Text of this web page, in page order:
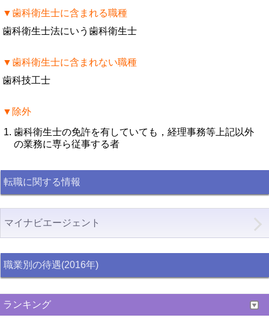
▼歯科衛生士に含まれる職種
歯科衛生士法にいう歯科衛生士
▼歯科衛生士に含まれない職種
歯科技工士
▼除外
歯科衛生士の免許を有していても，経理事務等上記以外
の業務に専ら従事する者
転職に関する情報
マイナビエージェント
職業別の待遇(2016年)
ランキング